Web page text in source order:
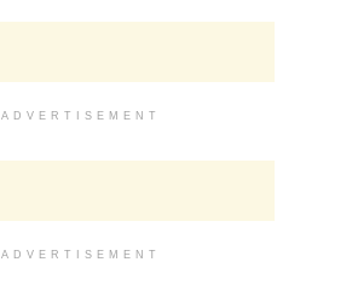
ADVERTISEMENT
ADVERTISEMENT